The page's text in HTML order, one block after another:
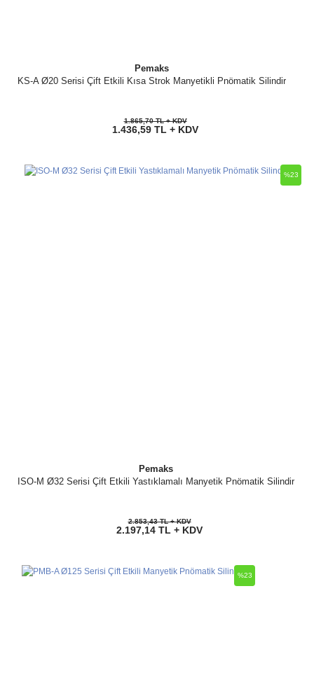
Pemaks
KS-A Ø20 Serisi Çift Etkili Kısa Strok Manyetikli Pnömatik Silindir
1.865,70 TL + KDV
1.436,59 TL + KDV
Pemaks
ISO-M Ø32 Serisi Çift Etkili Yastıklamalı Manyetik Pnömatik Silindir
%23
2.853,43 TL + KDV
2.197,14 TL + KDV
%23